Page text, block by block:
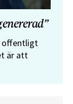
offentligt
är att